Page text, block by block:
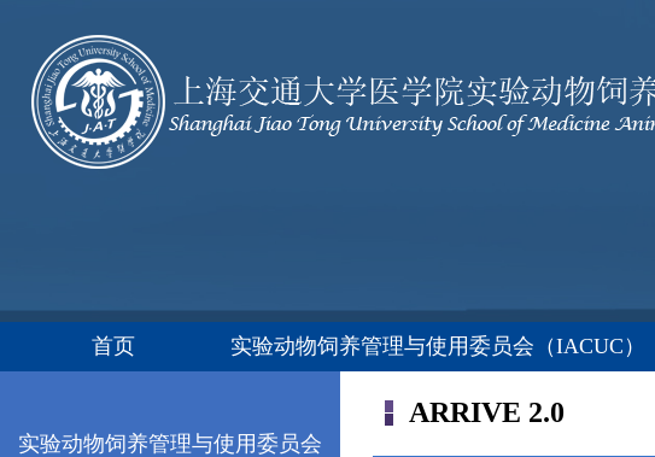
首页 实验动物饲养管理与使用委员会（IACUC）
实验动物饲养管理与使用委员会
ARRIVE 2.0